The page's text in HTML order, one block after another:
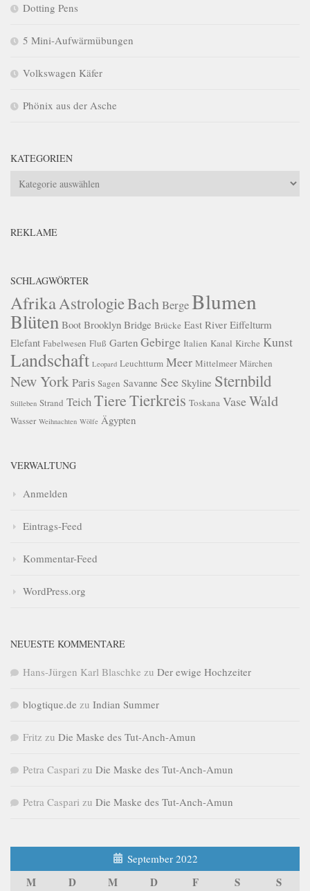
Dotting Pens
5 Mini-Aufwärmübungen
Volkswagen Käfer
Phönix aus der Asche
KATEGORIEN
Kategorien
REKLAME
SCHLAGWÖRTER
AfrikaAstrologieBachBergeBlumen
Blüten Boot Brooklyn Bridge Brücke East River Eiffelturm
Elefant Fabelwesen Fluß Garten Gebirge Italien Kanal Kirche Kunst
Landschaft Leopard Leuchtturm Meer Mittelmeer Märchen
New YorkParis Sagen Savanne See Skyline Sternbild
Stilleben Strand TeichTiereTierkreis Toskana VaseWald
Wasser Weihnachten Wölfe Ägypten
VERWALTUNG
Anmelden
Eintrags-Feed
Kommentar-Feed
WordPress.org
NEUESTE KOMMENTARE
Hans-Jürgen Karl Blaschke zu Der ewige Hochzeiter
blogtique.de zu Indian Summer
Fritz zu Die Maske des Tut-Anch-Amun
Petra Caspari zu Die Maske des Tut-Anch-Amun
Petra Caspari zu Die Maske des Tut-Anch-Amun
September 2022
M D M D F S S